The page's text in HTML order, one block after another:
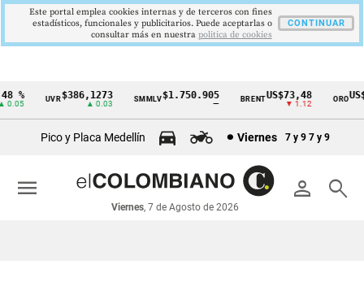
Cintillo
económicos
Colombia
% UVR$386,1273
▲ 0.03
SMMLV$1.750.905 BRENTUS$73,48
▼ 1.12
ORO
Pico y Placa Medellín Viernes 7 y 9 7 y 9
person search
Viernes, 7 de Agosto de 2026
menu
Este portal emplea cookies internas y de terceros con fines
estadísticos, funcionales y publicitarios. Puede aceptarlas o
consultar más en nuestra politica de cookies
CONTINUAR